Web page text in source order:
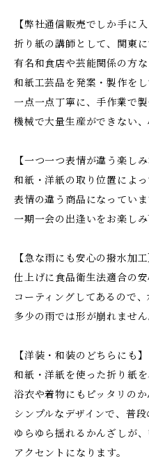
【弊社通信販売でしか手に
折り紙の講師として、関東
有名和食店や芸能関係の方
和紙工芸品を発案・製作を
一点一点丁寧に、手作業で製
機械で大量生産ができない、
【一つ一つ表情が違う楽しみ
和紙・洋紙の取り位置によ
表情の違う商品になっていま
一期一会の出逢いをお楽しみ
【急な雨にも安心の撥水加工
仕上げに食品衛生法適合の
コーティングしてあるので
多少の雨では形が崩れません
【洋装・和装のどちらにも】
和紙・洋紙を使った折り紙
浴衣や着物にもピッタリのか
シンプルなデザインで、普
ゆらゆら揺れるかんざしが
アクセントになります。